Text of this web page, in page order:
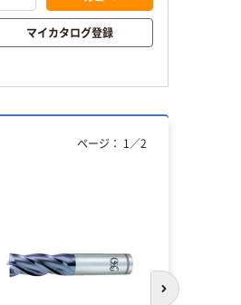
マイカタログ登録
ページ： 1 ／2
次のスライド